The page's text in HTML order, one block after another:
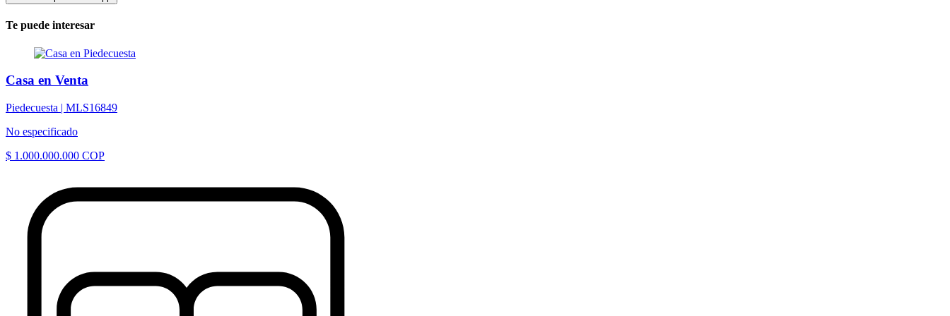
Te puede interesar
Casa en Venta
Piedecuesta | MLS16849
No especificado
$ 1.000.000.000 COP